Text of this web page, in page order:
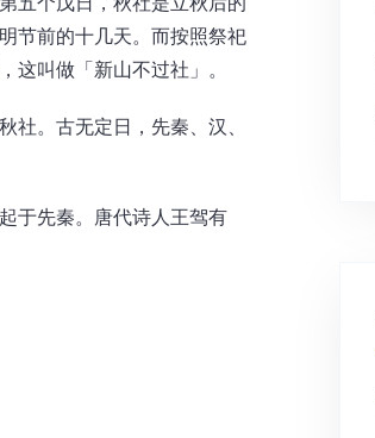
节前的十几天。而按照祭祀
这叫做「新山不过社」。
。古无定日，先秦、汉、
于先秦。唐代诗人王驾有